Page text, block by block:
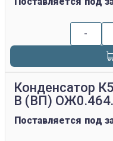
-
Конденсатор
В (ВП)
Поставляется под